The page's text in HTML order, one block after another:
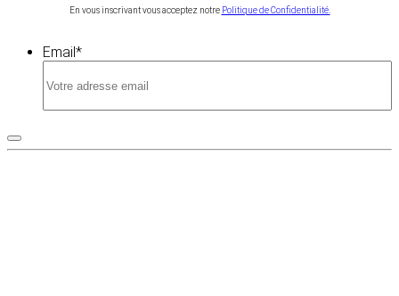
En vous inscrivant vous acceptez notre Politique de Confidentialité.
Email*